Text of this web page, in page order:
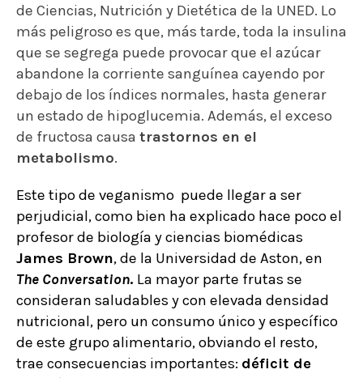
de Ciencias, Nutrición y Dietética de la UNED. Lo
más peligroso es que, más tarde, toda la insulina
que se segrega puede provocar que el azúcar
abandone la corriente sanguínea cayendo por
debajo de los índices normales, hasta generar
un estado de hipoglucemia. Además, el exceso
de fructosa causa trastornos en el
metabolismo.
Este tipo de veganismo puede llegar a ser
perjudicial, como bien ha explicado hace poco el
profesor de biología y ciencias biomédicas
James Brown, de la Universidad de Aston, en
The Conversation. La mayor parte frutas se
consideran saludables y con elevada densidad
nutricional, pero un consumo único y específico
de este grupo alimentario, obviando el resto,
trae consecuencias importantes: déficit de